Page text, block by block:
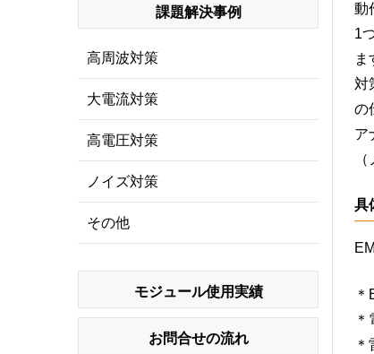
動
1
ま
対
の
ア
具
課題解決事例
高周波対策
大電流対策
高電圧対策
ノイズ対策
その他
モジュール使用実績
お問合せの流れ